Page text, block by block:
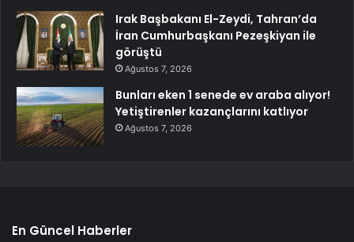
Irak Başbakanı El-Zeydi, Tahran’da
İran Cumhurbaşkanı Pezeşkiyan ile
görüştü
Ağustos 7, 2026
Bunları eken 1 senede ev araba alıyor!
Yetiştirenler kazançlarını katlıyor
Ağustos 7, 2026
En Güncel Haberler